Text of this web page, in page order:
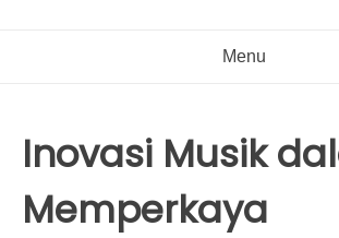
Menu
Inovasi Musik
Memperkaya